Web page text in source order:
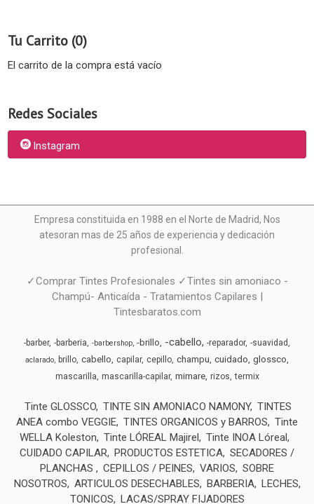
Tu Carrito (0)
El carrito de la compra está vacío
Redes Sociales
Instagram
Empresa constituida en 1988 en el Norte de Madrid, Nos
atesoran mas de 25 años de experiencia y dedicación
profesional.
✓Comprar Tintes Profesionales ✓Tintes sin amoniaco -
Champú- Anticaída - Tratamientos Capilares |
Tintesbaratos.com
-barber -barberia -barbershop -brillo -cabello -reparador -suavidad
aclarado brillo cabello capilar cepillo champu cuidado glossco
mascarilla mascarilla-capilar mimare rizos termix
Tinte GLOSSCO TINTE SIN AMONIACO NAMONY TINTES
ANEA combo VEGGIE TINTES ORGANICOS y BARROS
Tinte
WELLA Koleston
Tinte LÓREAL Majirel
Tinte INOA Lóreal
CUIDADO CAPILAR PRODUCTOS ESTETICA SECADORES /
PLANCHAS
CEPILLOS / PEINES VARIOS
SOBRE
NOSOTROS
ARTICULOS DESECHABLES BARBERIA LECHES,
TONICOS
LACAS/SPRAY FIJADORES